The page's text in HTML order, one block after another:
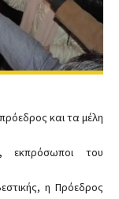
και τα μέλη
εκπρόσωποι του
η Πρόεδρος